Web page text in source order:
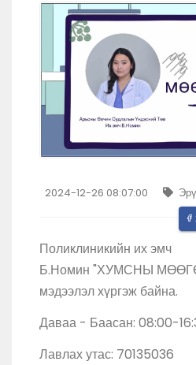
2024-12-26 08:07:00
Поликлиникийн их эмч
Б.Номин "ХУМСНЫ
мэдээлэл хүргэж байна.
Даваа - Баасан: 08:00-
Лавлах утас: 70135036